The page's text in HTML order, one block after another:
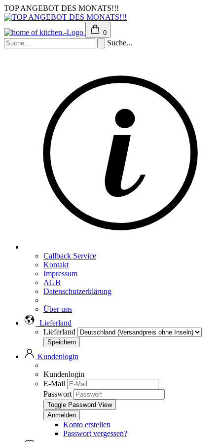
TOP ANGEBOT DES MONATS!!!
0
Suche...
Callback Service
Kontakt
Impressum
AGB
Datenschutzerklärung
Über uns
Lieferland
Lieferland
Kundenlogin
Kundenlogin
E-Mail
Passwort
Toggle Password View
Konto erstellen
Passwort vergessen?